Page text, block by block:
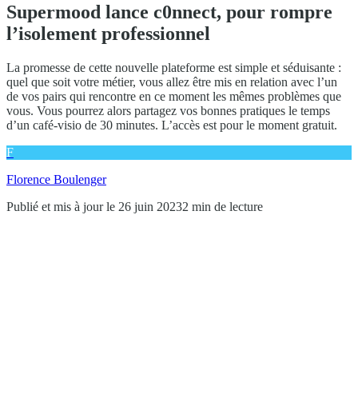
Supermood lance c0nnect, pour rompre
l’isolement professionnel
La promesse de cette nouvelle plateforme est simple et séduisante :
quel que soit votre métier, vous allez être mis en relation avec l’un
de vos pairs qui rencontre en ce moment les mêmes problèmes que
vous. Vous pourrez alors partagez vos bonnes pratiques le temps
d’un café-visio de 30 minutes. L’accès est pour le moment gratuit.
F
Florence Boulenger
Publié et mis à jour le 26 juin 20232 min de lecture